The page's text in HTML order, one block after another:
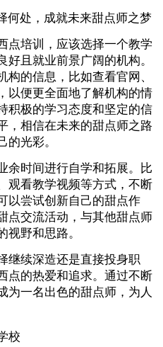
点培训，应该选择一个教学
好且就业前景广阔的机构。
的信息，比如查看官网、
以便更全面地了解机构的情
积极的学习态度和坚定的信
，相信在未来的甜点师之路
的光彩。
余时间进行自学和拓展。比
观看教学视频等方式，不断
以尝试创新自己的甜点作
点交流活动，与其他甜点师
视野和思路。
继续深造还是直接投身职
点的热爱和追求。通过不断
为一名出色的甜点师，为人
校